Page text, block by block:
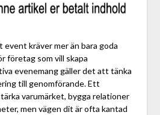
kräver mer än bara goda
företag som vill skapa
evenemang gäller det att tänka
till genomförande. Ett
varumärket, bygga relationer
men vägen dit är ofta kantad